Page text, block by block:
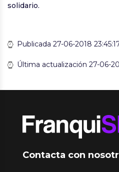
solidario.
Publicada 27-06-2018
Última actualización 27-06-
Contacta con